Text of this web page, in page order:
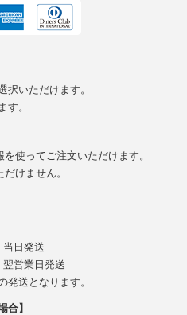
択いただけます。
す。
使ってご注文いただけます。
けません。
日発送
営業日発送
送となります。
合】